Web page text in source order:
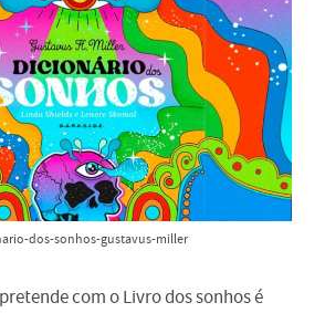
dos-sonhos-gustavus-miller
com o Livro dos sonhos é